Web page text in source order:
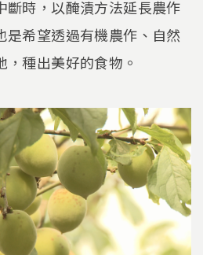
斷時，以醃漬方法延長農作
是希望透過有機農作、自然
種出美好的食物。